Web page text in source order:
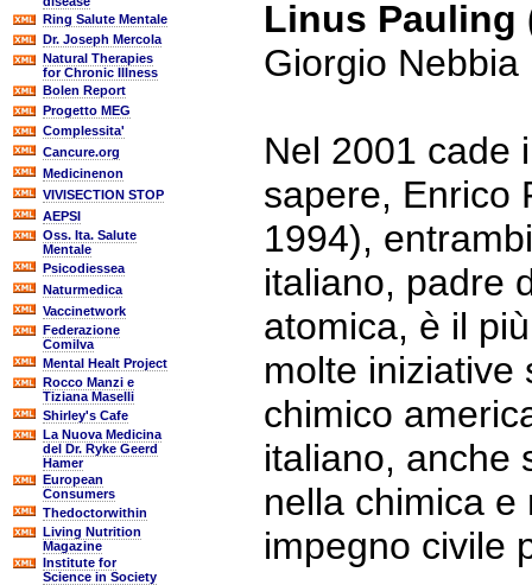
Ring Salute Mentale
Dr. Joseph Mercola
Natural Therapies
for Chronic Illness
Bolen Report
Progetto MEG
Complessita'
Cancure.org
Medicinenon
VIVISECTION STOP
AEPSI
Oss. Ita. Salute
Mentale
Psicodiessea
Naturmedica
Vaccinetwork
Federazione
Comilva
Mental Healt Project
Rocco Manzi e
Tiziana Maselli
Shirley's Cafe
La Nuova Medicina
del Dr. Ryke Geerd
Hamer
European
Consumers
Thedoctorwithin
Living Nutrition
Magazine
Institute for
Science in Society
Linus Pauling
Giorgio
Nel 2001 cade
sapere, Enrico
1994),
italiano, padre
atomica, è il
molte iniziative
chimico
italiano, anche
nella chimica
impegno civile